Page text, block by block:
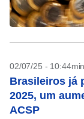
02/07/25 - 10:44min
Brasileiros já
2025, um
ACSP